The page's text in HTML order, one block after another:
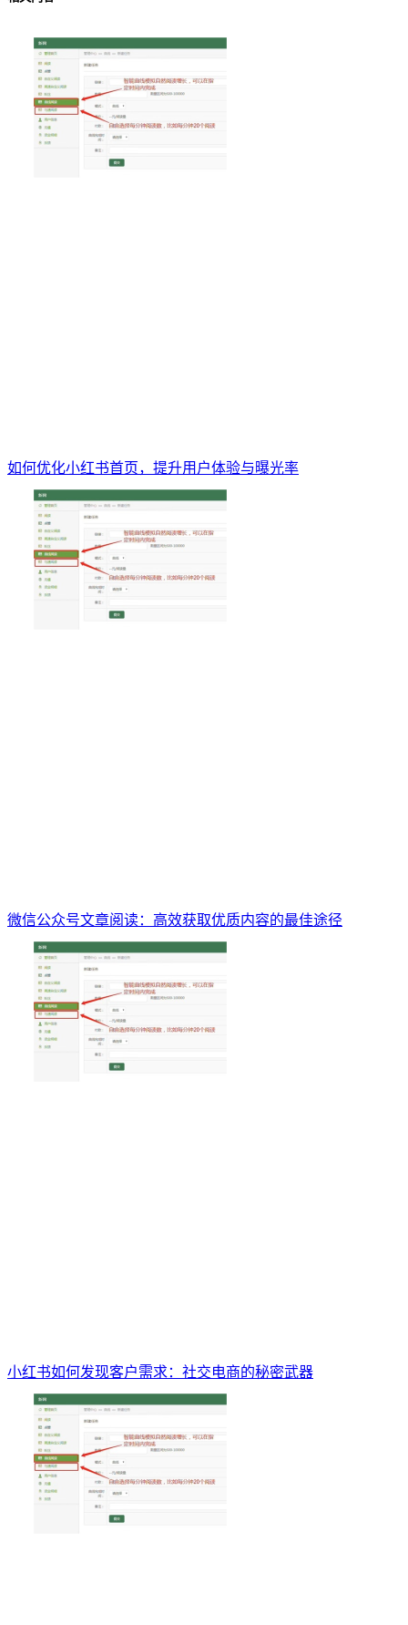
如何优化小红书首页，提升用户体验与曝光率
微信公众号文章阅读：高效获取优质内容的最佳途径
小红书如何发现客户需求：社交电商的秘密武器